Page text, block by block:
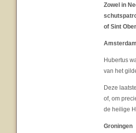
Zowel in
of Sint
Amsterdam
Hubertus
van het
Deze
of, om
de heilige
Groningen